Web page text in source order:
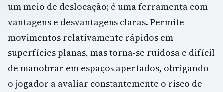
um meio de deslocação; é uma ferramenta com
vantagens e desvantagens claras. Permite
movimentos relativamente rápidos em
superfícies planas, mas torna-se ruidosa e difícil
de manobrar em espaços apertados, obrigando
o jogador a avaliar constantemente o risco de